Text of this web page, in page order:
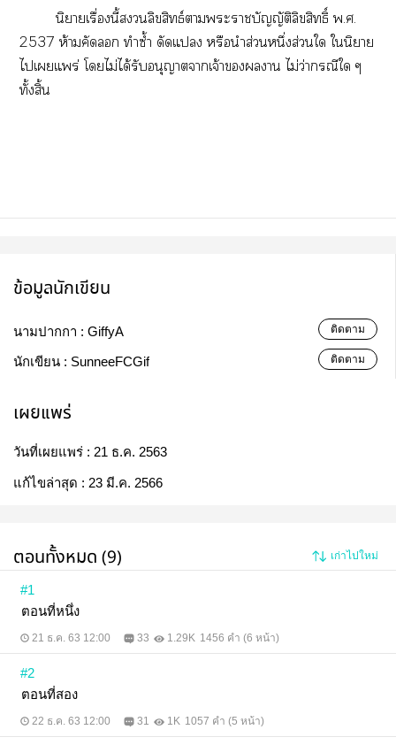
นิยายเรื่องนี้ลิขสิทธ์าะาบัญญัติลิขสิทธิ์ พ.ศ.
2537 ห้ามคัด ทำซ้ำ ดัดแ หรือนำส่วนหนึ่งส่วนใ ในิยาย
ไเแพร่ โไม่ได้รับอนุญาตาเจ้าาน ไม่ว่ากรณีใ ๆ
ทั้งสิ้น
ข้อมูลนักเขียน
นามปากกา : GiffyA ติดตาม
นักเขียน : SunneeFCGif ติดตาม
เผยแพร่
วันที่เผยแพร่ : 21 ธ.ค. 2563
แก้ไขล่าสุด : 23 มี.ค. 2566
ตอนทั้งหมด (9) เก่าไปใหม่
#1
ตอนที่หนึ่ง
21 ธ.ค. 63 12:00 33 1.29K 1456 คำ (6 หน้า)
#2
ตอนที่สอง
22 ธ.ค. 63 12:00 31 1K 1057 คำ (5 หน้า)